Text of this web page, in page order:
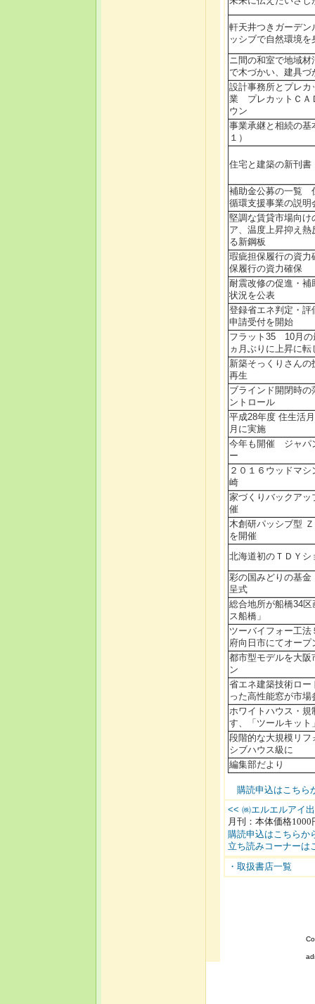
軒天井つきガーデ
ッシブで自然環境を
ニ間の和室で地
で木づかい、建具づ
設計事務所とプレカ
業 プレカットＣＡ
ウン
事業承継と相続の基
１）
住宅と建築の新刊書
補助金公募の一覧
循環支援事業の説明
堅調な賃貸市場向け
ア、温度上昇抑え熱
る新鋼板
瑕疵担保履行の資
保履行の資力確保
耐震改修の促進・補
状況を公表
登録省エネ判定・評
申請受付を開始
フラット35 10月
ヵ月ぶりに上昇に転
新築そっくりさんの
再生
ブラインド開閉時の
ントロール
平成28年度 住生活
月に実施
今年も開催 ジャパ
ー
２０１６ウッドマ
崎
家づくりバックアッ
催
木創研パッシブ型
を開催
北海道初のＴＤＹシ
彩の国みどりの基
呈式
総合地所が船橋34
ス船橋」
ツーバイフォー工
府向日市にてオープ
都市型モデルを大阪
ン
省エネ建築技術ロー
った高性能窓が市場
ホワイトハウス・規
す、「ツールキット
段階的な大規模リフ
シブハウス級に
編集部だより
購読申込はこちら
<< ㈱エルエルアイ
月刊：本体価格1000
購読申込はこちらか
立ち読みコーナーは
・取扱書店一覧